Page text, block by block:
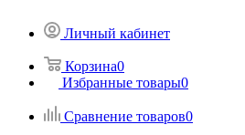
Личный кабинет
Корзина0
Избранные товары0
Сравнение товаров0